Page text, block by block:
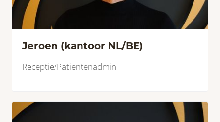
Jeroen (kantoor NL/BE)
Receptie/Patientenadmin